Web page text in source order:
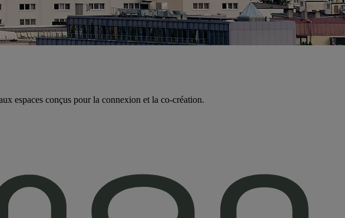
espaces conçus pour la connexion et la co-création.